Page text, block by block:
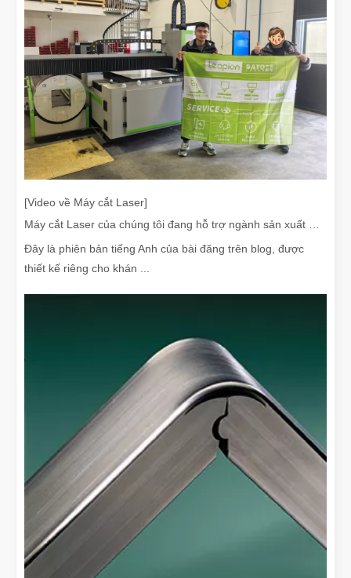
[Video về Máy cắt Laser]
Đây là phiên bản tiếng Anh của bài đăng trên blog, được
thiết kế riêng cho khán ...